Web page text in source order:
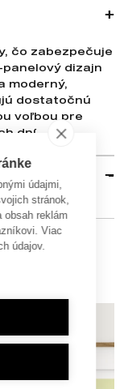
čo zabezpečuje
dizajn
moderný,
dostatočnú
voľbou pre
dní.
aj
údajmi,
stránok,
obsah reklám
Viac
údajov.